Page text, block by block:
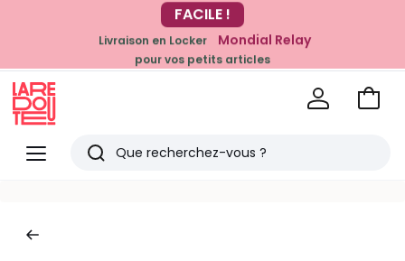
-20% dès 39€*
sur la mode
Livraison en Locker Mondial Relay
pour vos petits articles
Menu
Redoute
Rechercher
Voir